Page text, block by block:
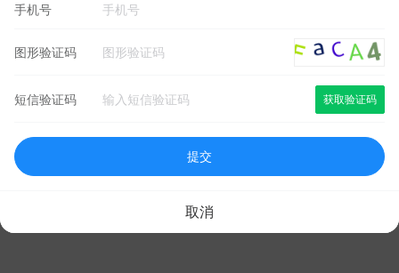
手机号
图形验证码
短信验证码 获取验证码
提交
取消